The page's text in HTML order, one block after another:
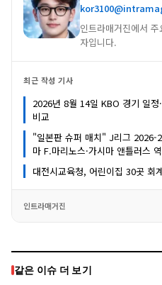
인트라매거진에서
자입니다.
최근 작성 기사
2026년 8월 14일 KBO 경기 일
비교
"일본판 슈퍼 매치" J리그 2026-
마 F.마리노스·가시마 앤틀러스
대전시교육청, 어린이집 30곳
인트라매거진
같은 이슈 더 보기